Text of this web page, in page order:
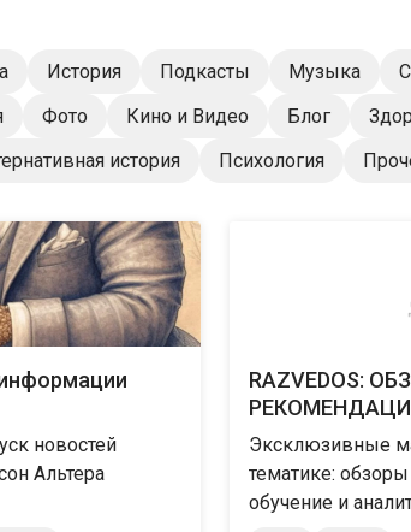
История Подкасты Музыка
Фото Кино и Видео Блог
история Психология
новостей
Альтера
RAZVEDOS:
Эксклюзивные
тематике:
обучение и